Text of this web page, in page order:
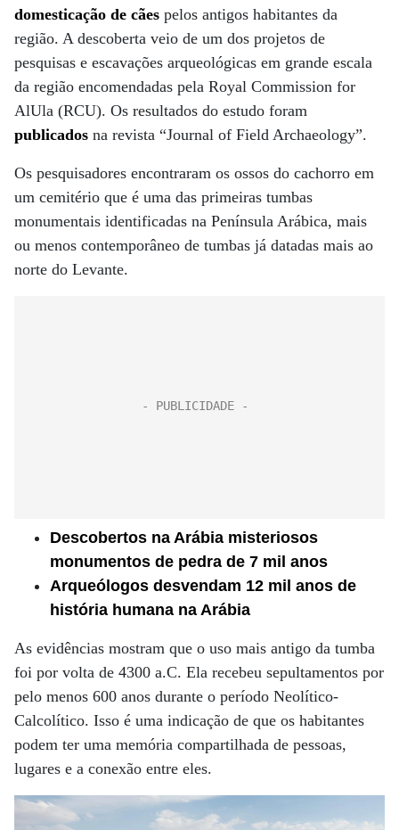
domesticação de cães pelos antigos habitantes da
região. A descoberta veio de um dos projetos de
pesquisas e escavações arqueológicas em grande escala
da região encomendadas pela Royal Commission for
AlUla (RCU). Os resultados do estudo foram
publicados na revista “Journal of Field Archaeology”.
Os pesquisadores encontraram os ossos do cachorro em
um cemitério que é uma das primeiras tumbas
monumentais identificadas na Península Arábica, mais
ou menos contemporâneo de tumbas já datadas mais ao
norte do Levante.
Descobertos na Arábia misteriosos
monumentos de pedra de 7 mil anos
Arqueólogos desvendam 12 mil anos de
história humana na Arábia
As evidências mostram que o uso mais antigo da tumba
foi por volta de 4300 a.C. Ela recebeu sepultamentos por
pelo menos 600 anos durante o período Neolítico-
Calcolítico. Isso é uma indicação de que os habitantes
podem ter uma memória compartilhada de pessoas,
lugares e a conexão entre eles.